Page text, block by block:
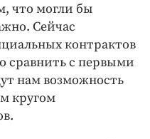
что могли бы
Сейчас
контрактов
сравнить с первыми
нам возможность
кругом